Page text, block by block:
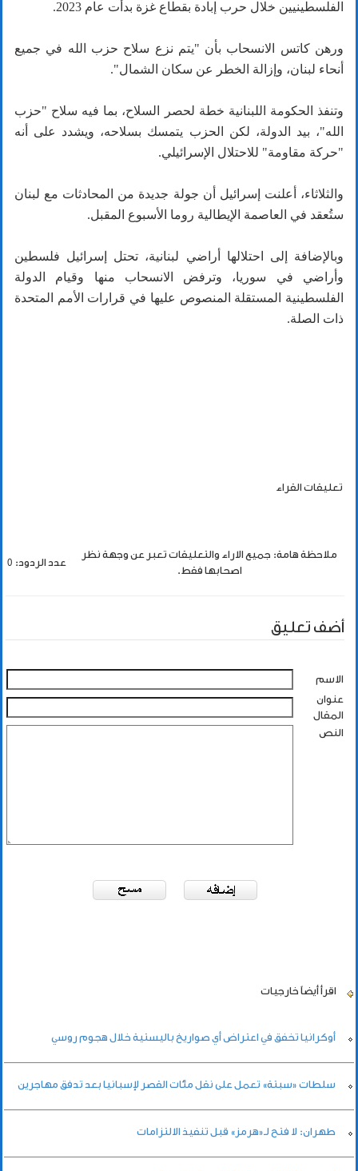
الفلسطينيين خلال حرب إبادة بقطاع غزة بدأت عام 2023.
ورهن كاتس الانسحاب بأن "يتم نزع سلاح حزب الله في جميع
أنحاء لبنان، وإزالة الخطر عن سكان الشمال".
وتنفذ الحكومة اللبنانية خطة لحصر السلاح، بما فيه سلاح "حزب
الله"، بيد الدولة، لكن الحزب يتمسك بسلاحه، ويشدد على أنه
"حركة مقاومة" للاحتلال الإسرائيلي.
والثلاثاء، أعلنت إسرائيل أن جولة جديدة من المحادثات مع لبنان
ستُعقد في العاصمة الإيطالية روما الأسبوع المقبل.
وبالإضافة إلى احتلالها أراضي لبنانية، تحتل إسرائيل فلسطين
وأراضي في سوريا، وترفض الانسحاب منها وقيام الدولة
الفلسطينية المستقلة المنصوص عليها في قرارات الأمم المتحدة
ذات الصلة.
تعليقات القراء
ملاحظة هامة: جميع الاراء والتعليقات تعبر عن وجهة نظر
اصحابها فقط.
عدد الردود: 0
أضف تعليق
الاسم
عنوان
المقال
النص
اقرأ أيضاً خارجيات
أوكرانيا تخفق في اعتراض أي صواريخ باليستية خلال هجوم روسي
سلطات «سبتة» تعمل على نقل مئات القصر لإسبانيا بعد تدفق مهاجرين
طهران: لا فتح لـ«هرمز» قبل تنفيذ الالتزامات